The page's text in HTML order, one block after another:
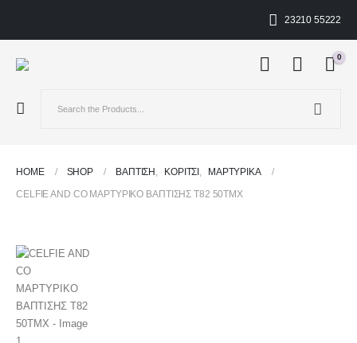
23210 55222
0
HOME SHOP ΒΑΠΤΙΣΗ , ΚΟΡΊΤΣΙ ,
ΜΑΡΤΥΡΙΚΆ
CELFIE AND CO ΜΑΡΤΥΡΙΚΟ ΒΑΠΤΙΣΗΣ T82 50TMX